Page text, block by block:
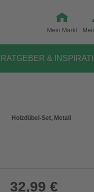
Mein Markt
RATGEBER &
Holzdübel-Set, Metall
32,99 €